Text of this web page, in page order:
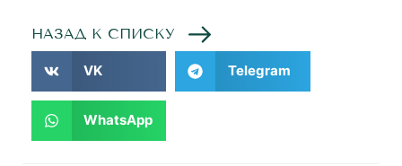
НАЗАД К СПИСКУ
VK Telegram
WhatsApp